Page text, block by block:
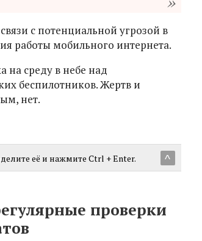
с потенциальной угрозой в
работы мобильного интернета.
на среду в небе над
беспилотников. Жертв и
нет.
^
её и нажмите Ctrl + Enter.
проверки